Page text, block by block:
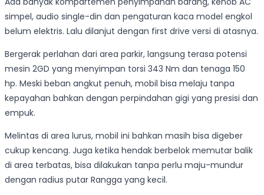
simpel, audio single-din dan pengaturan kaca model engkol
belum elektris. Lalu dilanjut dengan first drive versi di atasnya.
Bergerak perlahan dari area parkir, langsung terasa potensi
mesin 2GD yang menyimpan torsi 343 Nm dan tenaga 150
hp. Meski beban angkut penuh, mobil bisa melaju tanpa
kepayahan bahkan dengan perpindahan gigi yang presisi dan
empuk.
Melintas di area lurus, mobil ini bahkan masih bisa digeber
cukup kencang. Juga ketika hendak berbelok memutar balik
di area terbatas, bisa dilakukan tanpa perlu maju-mundur
dengan radius putar Rangga yang kecil.